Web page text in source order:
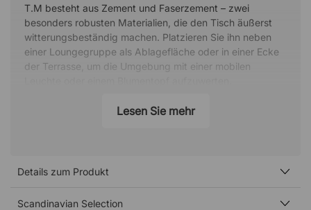
T.M besteht aus Zement und Faserzement – zwei
besonders robusten Materialien, die den Tisch äußerst
witterungsbeständig machen. Platzieren Sie ihn neben
einer Loungegruppe als Ablagefläche oder in einer Ecke
der Terrasse, um die Umgebung mit einer mobilen
Leicht zu bewegen – immer dort, wo Sie ihn brauchen
gerade benötigt wird.
Robuste Materialien für den täglichen Gebrauch
Lesen Sie mehr
Details zum Produkt
Scandinavian Selection